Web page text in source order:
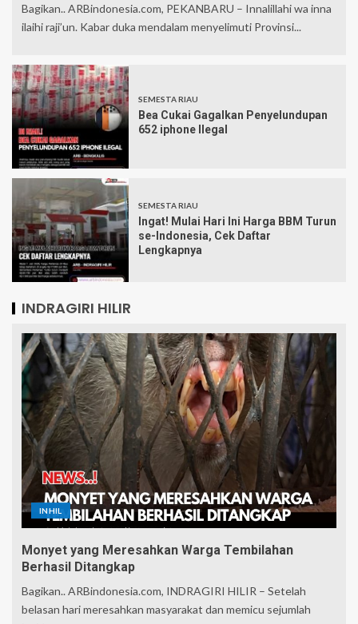
Bagikan.. ARBindonesia.com, PEKANBARU – Innalillahi wa inna
ilaihi raji’un. Kabar duka mendalam menyelimuti Provinsi...
SEMESTA RIAU
Bea Cukai Gagalkan Penyelundupan
652 iphone Ilegal
SEMESTA RIAU
Ingat! Mulai Hari Ini Harga BBM Turun
se-Indonesia, Cek Daftar
Lengkapnya
INDRAGIRI HILIR
INHIL
Monyet yang Meresahkan Warga Tembilahan
Berhasil Ditangkap
Bagikan.. ARBindonesia.com, INDRAGIRI HILIR – Setelah
belasan hari meresahkan masyarakat dan memicu sejumlah